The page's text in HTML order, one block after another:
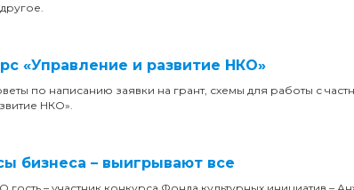
«Управление и развитие НКО»
по написанию заявки на грант, схемы для работы с
НКО».
бизнеса – выигрывают все